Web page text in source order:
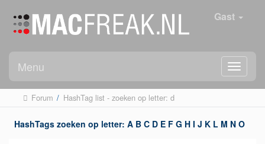
Gast
Menu
Forum / HashTag list - zoeken op letter: d
HashTags zoeken op letter: A B C D E F G H I J K L M N O